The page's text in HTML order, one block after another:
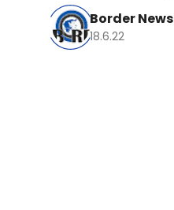
Border News
18.6.22